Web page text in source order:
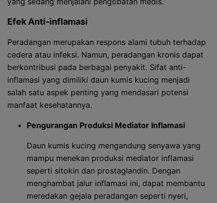
Efek Anti-inflamasi
Peradangan merupakan respons alami tubuh terhadap
cedera atau infeksi. Namun, peradangan kronis dapat
berkontribusi pada berbagai penyakit. Sifat anti-
inflamasi yang dimiliki daun kumis kucing menjadi
salah satu aspek penting yang mendasari potensi
manfaat kesehatannya.
Pengurangan Produksi Mediator Inflamasi
Daun kumis kucing mengandung senyawa yang
mampu menekan produksi mediator inflamasi
seperti sitokin dan prostaglandin. Dengan
menghambat jalur inflamasi ini, dapat membantu
meredakan gejala peradangan seperti nyeri,